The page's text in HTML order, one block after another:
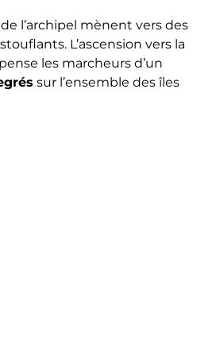
l’archipel mènent vers des
L’ascension vers la
les marcheurs d’un
sur l’ensemble des îles